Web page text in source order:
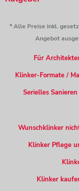
* Alle Preise inkl.
Angebot
Für
Klinker-Formate /
Serielles
Wunschklinker
Klinker Pflege
Klinker